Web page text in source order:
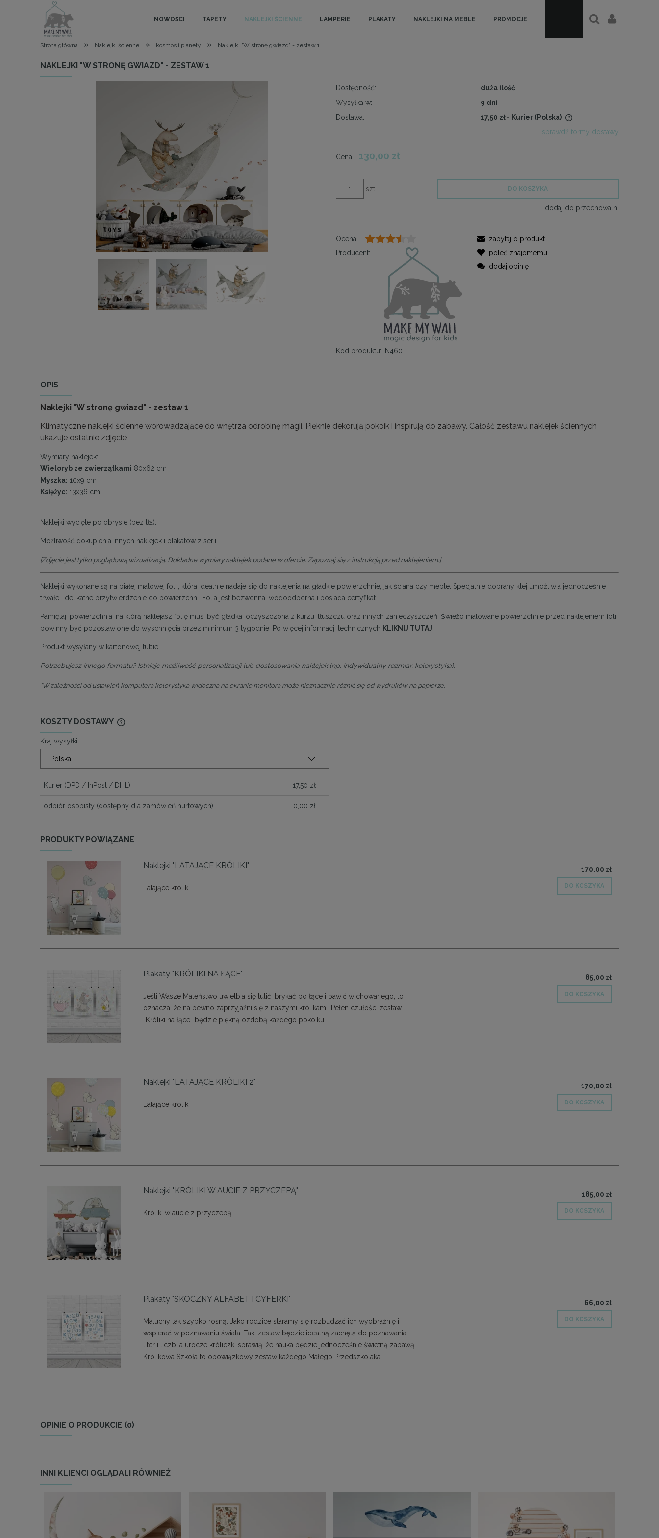
NOWOŚCI TAPETY NAKLEJKI ŚCIENNE LAMPERIE PLAKATY NAKLEJKI NA MEBLE PROMOCJE
Strona główna » Naklejki ścienne » kosmos i planety » Naklejki "W stronę gwiazd" - zestaw 1
NAKLEJKI "W STRONĘ GWIAZD" - ZESTAW 1
Dostępność:
duża ilość
Wysyłka w:
9 dni
Dostawa:
17,50 zł - Kurier (Polska)
sprawdź formy dostawy
Cena: 130,00 zł
szt. DO KOSZYKA
dodaj do przechowalni
Ocena:
Producent:
Kod produktu: N460
zapytaj o produkt
poleć znajomemu
dodaj opinię
OPIS
Naklejki "W stronę gwiazd" - zestaw 1
Klimatyczne naklejki ścienne wprowadzające do wnętrza odrobinę magii. Pięknie dekorują pokoik i inspirują do zabawy. Całość zestawu naklejek ściennych
ukazuje ostatnie zdjęcie.
Wymiary naklejek:
Wieloryb ze zwierzątkami 80x62 cm
Myszka: 10x9 cm
Księżyc: 13x36 cm
Naklejki wycięte po obrysie (bez tła).
Możliwość dokupienia innych naklejek i plakatów z serii.
[Zdjęcie jest tylko poglądową wizualizacją. Dokładne wymiary naklejek podane w ofercie. Zapoznaj się z instrukcją przed naklejeniem.]
Naklejki wykonane są na białej matowej folii, która idealnie nadaje się do naklejenia na gładkie powierzchnie, jak ściana czy meble. Specjalnie dobrany klej umożliwia jednocześnie
trwałe i delikatne przytwierdzenie do powierzchni. Folia jest bezwonna, wodoodporna i posiada certyfikat.
Pamiętaj: powierzchnia, na którą naklejasz folię musi być gładka, oczyszczona z kurzu, tłuszczu oraz innych zanieczyszczeń. Świeżo malowane powierzchnie przed naklejeniem folii
powinny być pozostawione do wyschnięcia przez minimum 3 tygodnie. Po więcej informacji technicznych KLIKNIJ TUTAJ
Produkt wysyłany w kartonowej tubie.
Potrzebujesz innego formatu? Istnieje możliwość personalizacji lub dostosowania naklejek (np. indywidualny rozmiar, kolorystyka).
*W zależności od ustawień komputera kolorystyka widoczna na ekranie monitora może nieznacznie różnić się od wydruków na papierze.
KOSZTY DOSTAWY
CENA NIE ZAWIERA EWENTUALNYCH
Kraj wysyłki:
Kurier (DPD / InPost / DHL) 17,50 zł
odbiór osobisty (dostępny dla zamówień hurtowych) 0,00 zł
PRODUKTY POWIĄZANE
Naklejki "LATAJĄCE KRÓLIKI"
Latające króliki
170,00 zł
DO KOSZYKA
Plakaty "KRÓLIKI NA ŁĄCE"
Jeśli Wasze Maleństwo uwielbia się tulić, brykać po łące i bawić w chowanego, to
oznacza, że na pewno zaprzyjaźni się z naszymi królikami. Pełen czułości zestaw
„Króliki na łące” będzie piękną ozdobą każdego pokoiku.
85,00 zł
DO KOSZYKA
Naklejki "LATAJĄCE KRÓLIKI 2"
Latające króliki
170,00 zł
DO KOSZYKA
Naklejki "KRÓLIKI W AUCIE Z PRZYCZEPĄ"
Króliki w aucie z przyczepą
185,00 zł
DO KOSZYKA
Plakaty "SKOCZNY ALFABET I CYFERKI"
Maluchy tak szybko rosną. Jako rodzice staramy się rozbudzać ich wyobraźnię i
wspierać w poznawaniu świata. Taki zestaw będzie idealną zachętą do poznawania
liter i liczb, a urocze króliczki sprawią, że nauka będzie jednocześnie świetną zabawą.
Królikowa Szkoła to obowiązkowy zestaw każdego Małego Przedszkolaka.
66,00 zł
DO KOSZYKA
OPINIE O PRODUKCIE (0)
INNI KLIENCI OGLĄDALI RÓWNIEŻ